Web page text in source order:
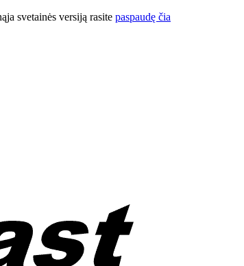
svetainės versiją rasite paspaudę čia